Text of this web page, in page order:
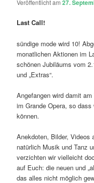
Veröffentlicht am27.
Last Call!
sündige mode wird 10!
monatlichen Aktionen im
schönen Jubiläums vom
und „Extras“.
Angefangen wird damit
im Grande Opera, so
können.
Anekdoten, Bilder, Videos
natürlich Musik und Tanz
verzichten wir vielleicht
auf Euch: die neuen und
das alles nicht möglich